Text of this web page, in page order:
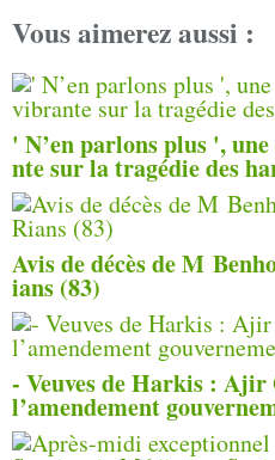
Vous aimerez aussi :
' N’en parlons plus ',
nte sur la tragédie des
Avis de décès de M
ians (83)
- Veuves de Harkis :
l’amendement